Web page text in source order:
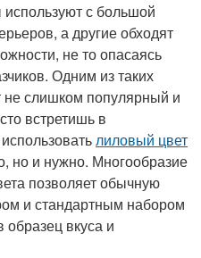
с большой
а другие обходят
не то опасаясь
Одним из таких
не слишком популярный и
встретишь в
лиловый цвет
но и нужно. Многообразие
позволяет обычную
и стандартным набором
образец вкуса и